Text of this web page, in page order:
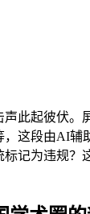
此起彼伏。
这段由AI辅
记为违规？